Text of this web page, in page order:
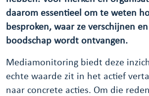
daarom essentieel om te weten
besproken, waar ze verschijnen
boodschap wordt ontvangen.
Mediamonitoring biedt deze
echte waarde zit in het actief
naar concrete acties. Om die